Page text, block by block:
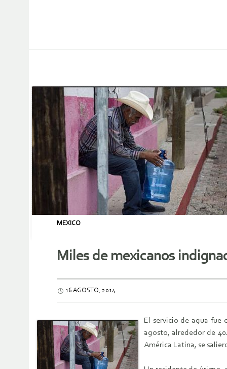
MEXICO
Miles de mexicanos
16 AGOSTO, 2014
El servicio de agua fue
agosto, alrededor de
América Latina, se